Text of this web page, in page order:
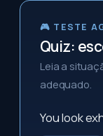
🎮 TESTE
Quiz:
Leia a
adequado.
You look